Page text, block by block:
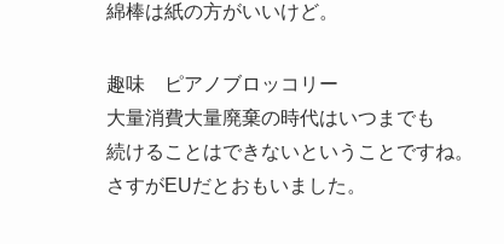
綿棒は紙の方がいいけど。
趣味 ピアノブロッコリー
大量消費大量廃棄の時代はいつまでも
続けることはできないということですね。
さすがEUだとおもいました。